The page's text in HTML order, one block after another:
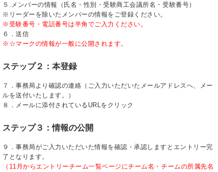
５.メンバーの情報（氏名・性別・受験商工会議所名・受験番号）
※リーダーを除いたメンバーの情報をご登録ください。
※受験番号・電話番号は半角でご入力ください。
６．送信
※☆マークの情報が一般に公開されます。
ステップ２：本登録
７．事務局より確認の連絡（ご入力いただいたメールアドレスへ、メー
ルを送付いたします。）
８．メールに添付されているURLをクリック
ステップ３：情報の公開
９．事務局がご入力いただいた情報を確認・承認しますとエントリー完
了となります。
（11月からエントリーチーム一覧ページにチーム名・チームの所属先名